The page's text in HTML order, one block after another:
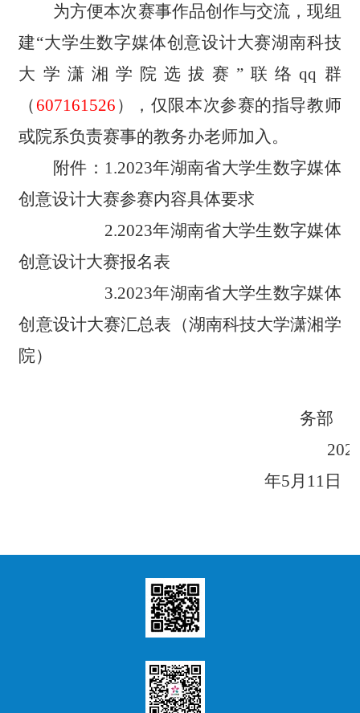
为方便本次赛事作品创作与交流，现组
建“大学生数字媒体创意设计大赛湖南科技
大学潇湘学院选拔赛 ” 联络qq 群
（ 607161526 ），仅限本次参赛的指导教师
或院系负责赛事的教务办老师加入。
附件 ： 1 .2023年湖南省大学生数字媒体
创意设计大赛参赛内容具体要求
2.2023年湖南省大学生数字媒体
创意设计大赛报名表
3.2023年湖南省大学生数字媒体
创意设计大赛汇总表 （湖南科技大学潇湘学
院）
务部
年5月 11 日